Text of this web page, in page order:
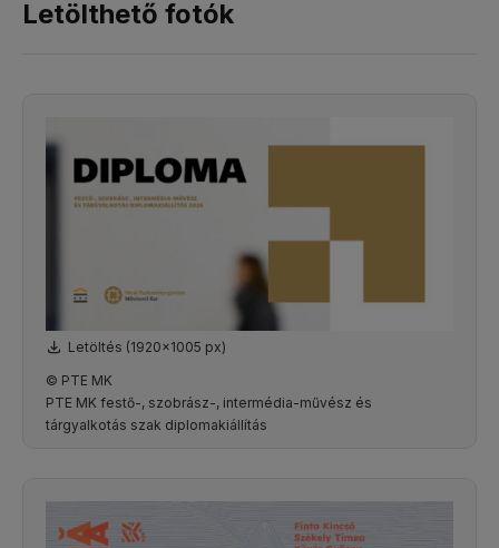
Letölthető fotók
Letöltés (1920x1005 px)
© PTE MK
PTE MK festő-, szobrász-, intermédia-művész és
tárgyalkotás szak diplomakiállítás